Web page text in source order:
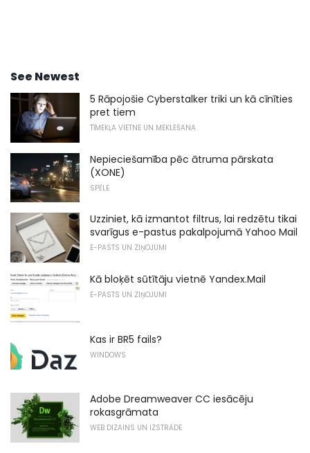
See Newest
5 Rāpojošie Cyberstalker triki un kā cīnīties
pret tiem
TĪMEKĻA VIETNE UN MEKLĒŠANA
Nepieciešamība pēc ātruma pārskata
(XONE)
SPĒLE
Uzziniet, kā izmantot filtrus, lai redzētu tikai
svarīgus e-pastus pakalpojumā Yahoo Mail
E-PASTS UN ZIŅOJUMI
Kā bloķēt sūtītāju vietnē Yandex.Mail
E-PASTS UN ZIŅOJUMI
Kas ir BR5 fails?
WINDOWS
Adobe Dreamweaver CC iesācēju
rokasgrāmata
WEB DIZAINS UN IZSTRĀDE